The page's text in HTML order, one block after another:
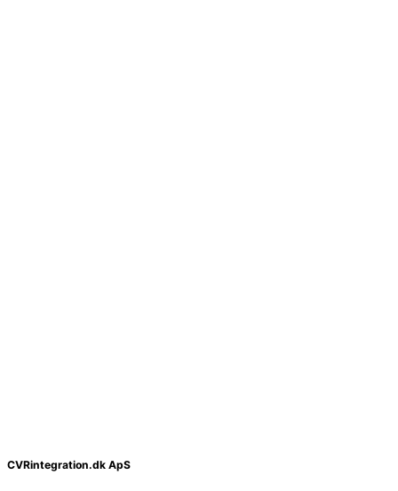
CVRintegration.dk ApS